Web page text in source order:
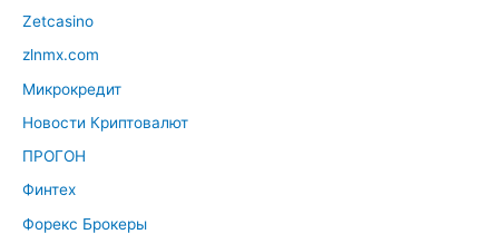
Zetcasino
zlnmx.com
Микрокредит
Новости Криптовалют
ПРОГОН
Финтех
Форекс Брокеры